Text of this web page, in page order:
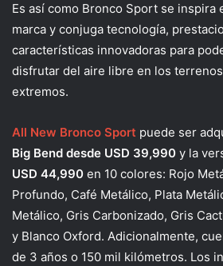
Es así como Bronco Sport se inspira
marca y conjuga tecnología,
características innovadoras para
disfrutar del aire libre en los
extremos.
All New Bronco Sport puede ser
Big Bend desde USD 39,990 y la
USD 44,990 en 10 colores: Rojo
Profundo, Café Metálico, Plata
Metálico, Gris Carbonizado, Gris
y Blanco Oxford. Adicionalmente,
de 3 años o 150 mil kilómetros. Los